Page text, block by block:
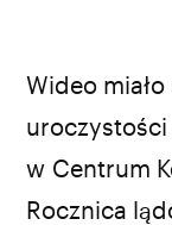
Wideo
w Centrum
Rocznica